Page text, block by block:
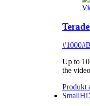
#1000
Up to
the
Produkt